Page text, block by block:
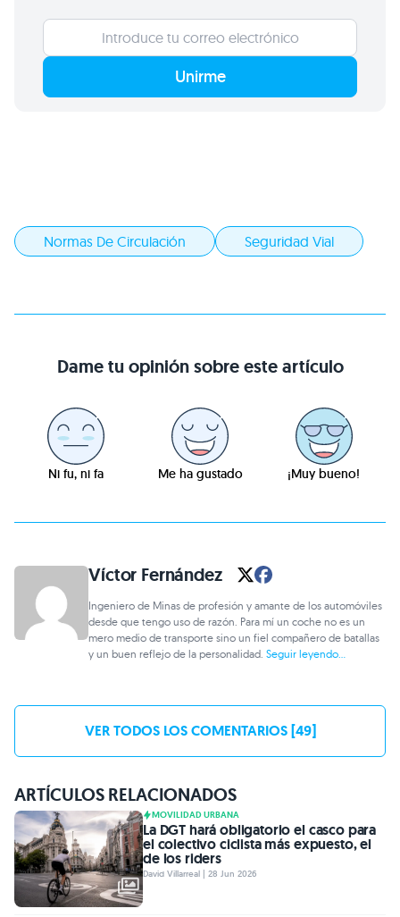
Unirme
Normas De Circulación Seguridad Vial
Dame tu opinión sobre este artículo
Ni fu, ni fa Me ha gustado ¡Muy bueno!
Víctor Fernández
Ingeniero de Minas de profesión y amante de los automóviles
desde que tengo uso de razón. Para mí un coche no es un
mero medio de transporte sino un fiel compañero de batallas
y un buen reflejo de la personalidad.Seguir leyendo...
VER TODOS LOS COMENTARIOS [49]
ARTÍCULOS RELACIONADOS
MOVILIDAD URBANA
La DGT hará obligatorio el casco para
el colectivo ciclista más expuesto, el
de los riders
David Villarreal | 28 Jun 2026